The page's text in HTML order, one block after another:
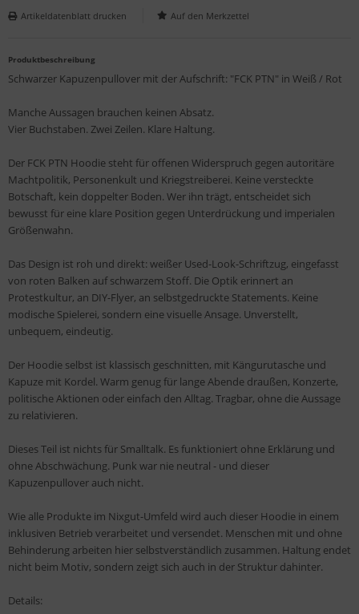
Artikeldatenblatt drucken
Produktbeschreibung
Schwarzer Kapuzenpullover mit der Aufschrift: "FCK PTN" in Weiß / Rot
Manche Aussagen brauchen keinen Absatz.
Vier Buchstaben. Zwei Zeilen. Klare Haltung.
Der FCK PTN Hoodie steht für offenen Widerspruch gegen autoritäre
Machtpolitik, Personenkult und Kriegstreiberei. Keine versteckte
Botschaft, kein doppelter Boden. Wer ihn trägt, entscheidet sich
bewusst für eine klare Position gegen Unterdrückung und imperialen
Größenwahn.
Das Design ist roh und direkt: weißer Used-Look-Schriftzug, eingefasst
von roten Balken auf schwarzem Stoff. Die Optik erinnert an
Protestkultur, an DIY-Flyer, an selbstgedruckte Statements. Keine
modische Spielerei, sondern eine visuelle Ansage. Unverstellt,
unbequem, eindeutig.
Der Hoodie selbst ist klassisch geschnitten, mit Kängurutasche und
Kapuze mit Kordel. Warm genug für lange Abende draußen, Konzerte,
politische Aktionen oder einfach den Alltag. Tragbar, ohne die Aussage
zu relativieren.
Dieses Teil ist nichts für Smalltalk. Es funktioniert ohne Erklärung und
ohne Abschwächung. Punk war nie neutral - und dieser
Kapuzenpullover auch nicht.
Wie alle Produkte im Nixgut-Umfeld wird auch dieser Hoodie in einem
inklusiven Betrieb verarbeitet und versendet. Menschen mit und ohne
Behinderung arbeiten hier selbstverständlich zusammen. Haltung endet
nicht beim Motiv, sondern zeigt sich auch in der Struktur dahinter.
Details: